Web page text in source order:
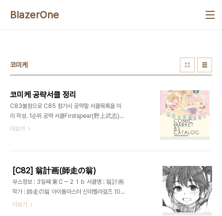
BlazerOne
코미케
코미케 공략서클 정리
C83불참으로 C85 참가시 공략할 서클목록을 미
리 작성. 1순위 공략 서클Firstspear(野上武志)-
오전 중 완매가능성 높음 필수 구매桃色蛙公司(け
POINT(高野真之)- 블러드 얼론70年式悠久機
関(袁藤沖人)BEAT-POP(尾崎未来) 작품, 퀄리
티 조건부 구매MTSP(Jin)つつみあかり(CAZA
MAYOR)Lv.X+(柚木Ｎ’)チョットだけアルヨ。
(竹村雪秀)みたらし倶楽部(みたらし侯成)村
더보기
[C82] 翁計画(師走の翁)
부스정보 : 3일째 東Ｃ－２１ｂ 서클명 : 翁計画
작가 : 師走の翁 아이돌마스터 신데렐라걸즈 105
+ 95 = 200
더보기